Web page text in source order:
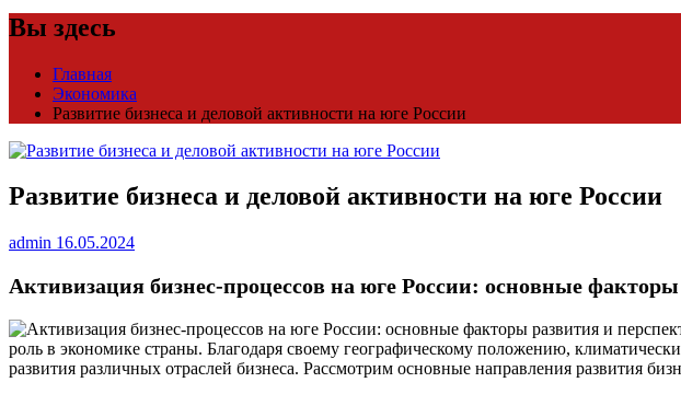
Вы здесь
Главная
Экономика
Развитие бизнеса и деловой активности на юге России
Развитие бизнеса и деловой активности на юге России
admin 16.05.2024
Активизация бизнес-процессов на юге России: основные
роль в экономике страны. Благодаря своему географическому положению,
развития различных отраслей бизнеса. Рассмотрим основные направления развития